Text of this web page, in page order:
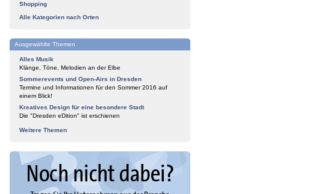
Shopping
Alle Kategorien nach Orten
Ausgewählte Themen
Alles Musik
Klänge, Töne, Melodien an der Elbe
Sommerevents und Open-Airs in Dresden
Termine und Informationen für den Sommer 2016 auf
einem Blick!
Kreatives Design für eine besondere Stadt
Die "Dresden eDition" ist erschienen
Weitere Themen